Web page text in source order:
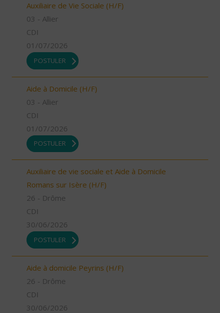
Auxiliaire de Vie Sociale (H/F)
03 - Allier
CDI
01/07/2026
POSTULER
Aide à Domicile (H/F)
03 - Allier
CDI
01/07/2026
POSTULER
Auxiliaire de vie sociale et Aide à Domicile
Romans sur Isère (H/F)
26 - Drôme
CDI
30/06/2026
POSTULER
Aide à domicile Peyrins (H/F)
26 - Drôme
CDI
30/06/2026